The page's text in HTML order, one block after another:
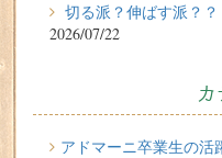
石畳がキャンバスに！イ
リ」
切る派？伸ばす派？？
2026/07/20
切る派？伸ばす派？
2026/07/22
カ
アドマーニ卒業生の活